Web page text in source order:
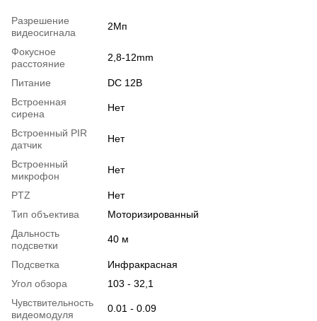
Разрешение
видеосигнала
2Мп
Фокусное
расстояние
2,8-12mm
Питание
DC 12В
Встроенная
сирена
Нет
Встроенный PIR
датчик
Нет
Встроенный
микрофон
Нет
PTZ
Нет
Тип объектива
Моторизированный
Дальность
подсветки
40 м
Подсветка
Инфракрасная
Угол обзора
103 - 32,1
Чувствительность
видеомодуля
0.01 - 0.09